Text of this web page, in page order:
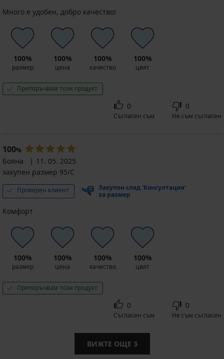
Много е удобен, добро качество!
100%
размер
100%
цена
100%
качество
100%
цвят
Препоръчвам този продукт
0
Съгласен съм
0
Не съм съгласен
100%
Бояна
11. 05. 2025
закупен размер 95/C
Проверен клиент
Закупен след 'Консултация'
за размер
Комфорт
100%
размер
100%
цена
100%
качество
100%
цвят
Препоръчвам този продукт
0
Съгласен съм
0
Не съм съгласен
ВИЖТЕ ОЩЕ 3